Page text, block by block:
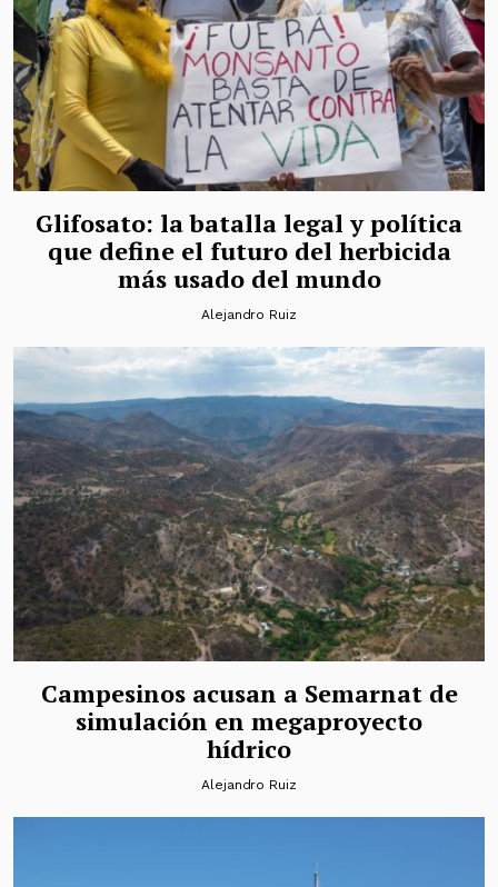
Glifosato: la batalla legal y política
que define el futuro del herbicida
más usado del mundo
Alejandro Ruiz
Campesinos acusan a Semarnat de
simulación en megaproyecto
hídrico
Alejandro Ruiz